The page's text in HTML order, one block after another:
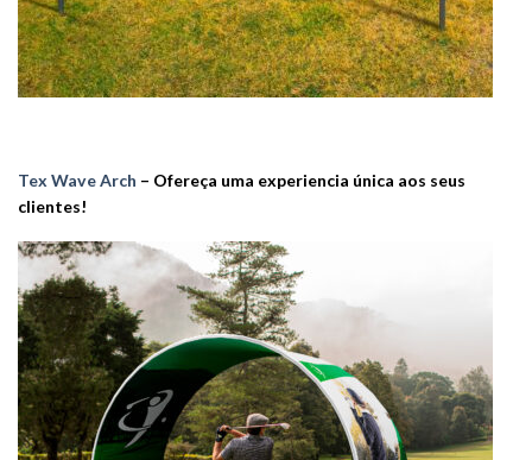
Tex Wave Arch – Ofereça uma experiencia única aos seus
clientes!